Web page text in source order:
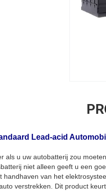
Lead-acid
als u uw autobatterij zou
niet alleen geeft u een
handhaven van het
verstrekken. Dit product